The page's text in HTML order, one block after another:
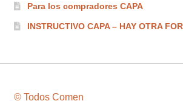
Para los compradores CAPA
INSTRUCTIVO CAPA – HAY OTRA
© Todos Comen